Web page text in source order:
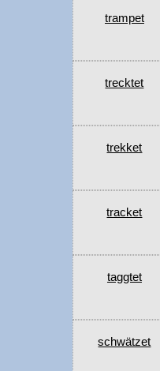
trampet
trecktet
trekket
tracket
taggtet
schwätzet